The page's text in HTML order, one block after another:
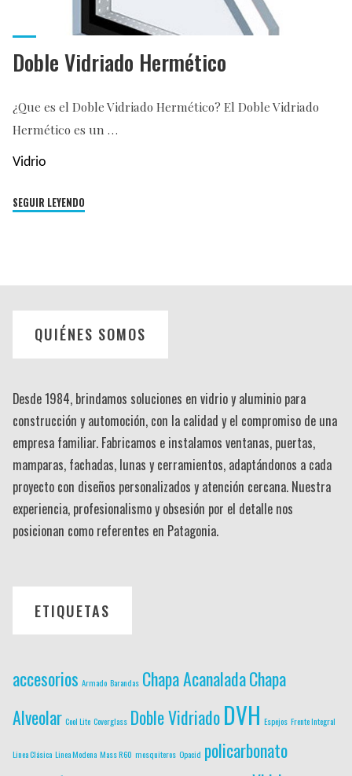
Doble Vidriado Hermético
¿Que es el Doble Vidriado Hermético? El Doble Vidriado
Hermético es un …
Vidrio
SEGUIR LEYENDO
QUIÉNES SOMOS
Desde 1984, brindamos soluciones en vidrio y aluminio para
construcción y automoción, con la calidad y el compromiso de una
empresa familiar. Fabricamos e instalamos ventanas, puertas,
mamparas, fachadas, lunas y cerramientos, adaptándonos a cada
proyecto con diseños personalizados y atención cercana. Nuestra
experiencia, profesionalismo y obsesión por el detalle nos
posicionan como referentes en Patagonia.
ETIQUETAS
accesorios Armado Barandas Chapa AcanaladaChapa
Alveolar Cool Lite Coverglass Doble VidriadoDVH Espejos Frente Integral
Linea Clásica Linea Modena Mass R60 mosquiteros Opacid policarbonato